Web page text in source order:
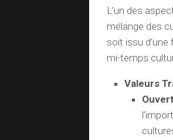
L’un des
mélange des
soit issu
mi-temps
Valeurs